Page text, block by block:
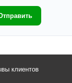
клиентов